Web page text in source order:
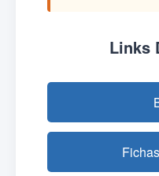
Links